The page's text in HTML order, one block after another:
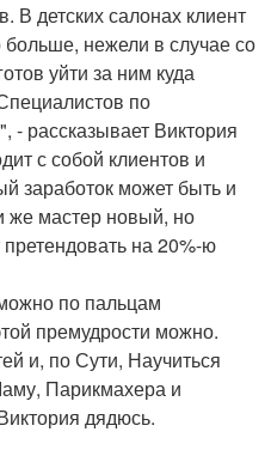
В детских салонах клиент
нежели в случае со
уйти за ним куда
по
- рассказывает Виктория
с собой клиентов и
заработок может быть и
же мастер новый, но
на 20%-ю
по пальцам
премудрости можно.
и, по Сути, Научиться
Парикмахера и
дядюсь.